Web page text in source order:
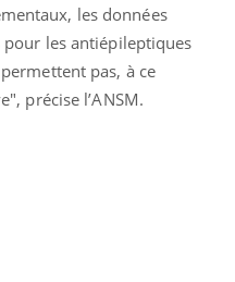
les données
les antiépileptiques
pas, à ce
précise l’ANSM.